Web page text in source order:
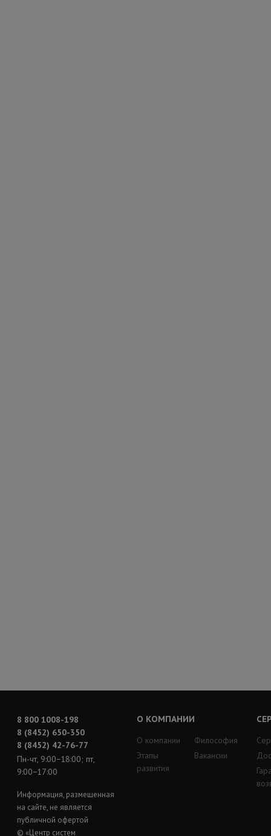
8 800 1008-198
8 (8452) 650-350
8 (8452) 42-76-77
Пн-чт, 9:00−18:00; пт,
9:00−17:00
Информация, размещенная
на сайте, не является
публичной офертой
© «Центр систем
О КОМПАНИИ
О компании
Этапы
развития
Философия
Вакансии